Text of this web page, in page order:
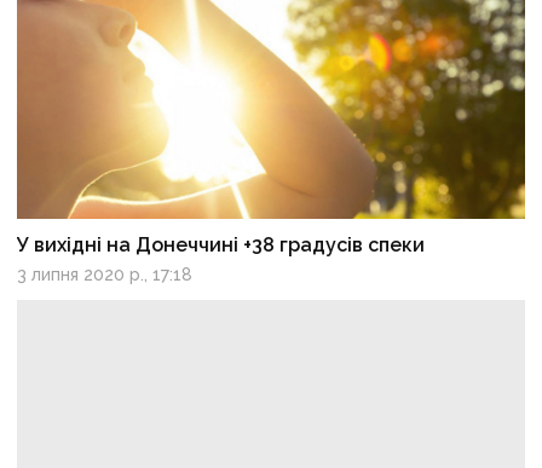
У вихідні на Донеччині +38 градусів спеки
3 липня 2020 р., 17:18